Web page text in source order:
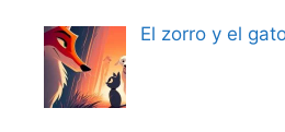
El zorro y el